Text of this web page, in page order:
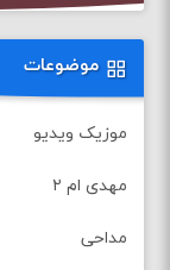
موضوعات
موزیک ویدیو
مهدی ام ۲
مداحی